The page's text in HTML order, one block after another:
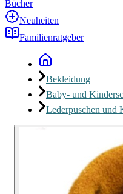
Bücher
Neuheiten
Familienratgeber
Bekleidung
Baby- und
Lederpuschen und